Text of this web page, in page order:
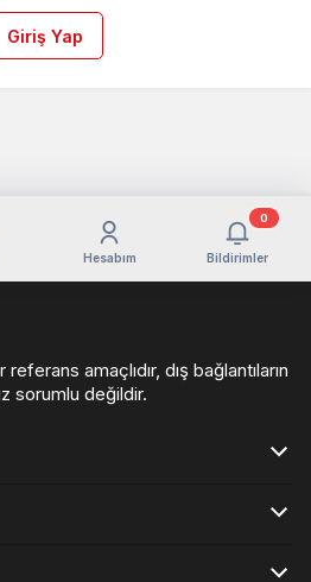
Giriş Yap
Hesabım Bildirimler
0
amaçlıdır, dış bağlantıların
sorumlu değildir.